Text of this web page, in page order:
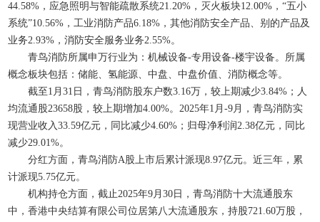
44.58%，应急照明与智能疏散系统21.20%，灭火板块12.00%，“五小
系统”10.56%，工业消防产品6.18%，其他消防安全产品、别的产品及
业务2.93%，消防安全服务业务2.55%。
青鸟消防所属申万行业为：机械设备-专用设备-楼宇设备。所属
概念板块包括：储能、氢能源、中盘、中盘价值、消防概念等。
截至1月31日，青鸟消防股东户数3.16万，较上期减少3.84%；人
均流通股23658股，较上期增加4.00%。2025年1月-9月，青鸟消防实
现营业收入33.59亿元，同比减少4.60%；归母净利润2.38亿元，同比
减少29.01%。
分红方面，青鸟消防A股上市后累计派现8.97亿元。近三年，累
计派现5.75亿元。
机构持仓方面，截止2025年9月30日，青鸟消防十大流通股东
中，香港中央结算有限公司位居第八大流通股东，持股721.60万股，